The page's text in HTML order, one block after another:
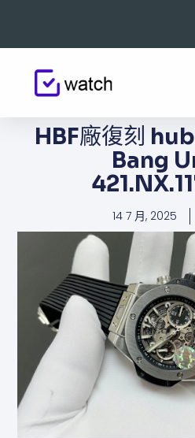
HBF廠復刻
Bang
14 7 月, 2025